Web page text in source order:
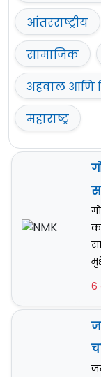
आंतरराष्ट्रीय
सामाजिक
अहवाल आणि
महाराष्ट्र
6